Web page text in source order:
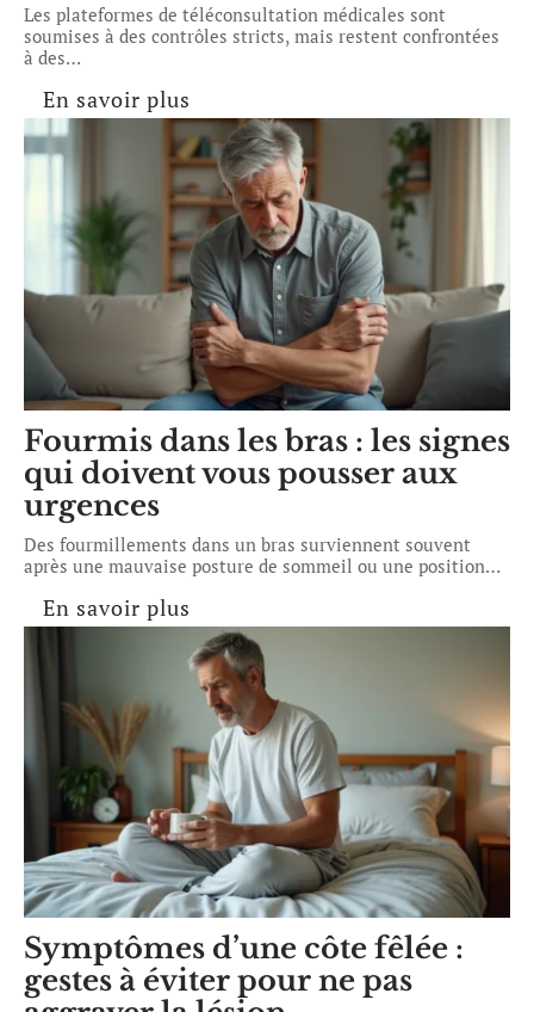
Les plateformes de téléconsultation médicales sont
soumises à des contrôles stricts, mais restent confrontées
à des…
En savoir plus
Fourmis dans les bras : les signes
qui doivent vous pousser aux
urgences
Des fourmillements dans un bras surviennent souvent
après une mauvaise posture de sommeil ou une position…
En savoir plus
Symptômes d’une côte fêlée :
gestes à éviter pour ne pas